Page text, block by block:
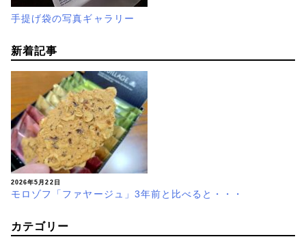
手提げ袋の写真ギャラリー
新着記事
2026年5月22日
モロゾフ「ファヤージュ」3年前と比べると・・・
カテゴリー